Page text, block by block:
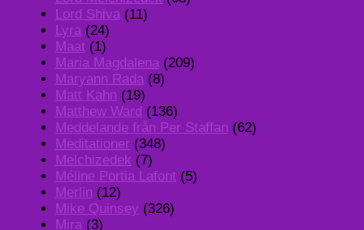
Lord Shiva (11)
Lyra (24)
Maat (1)
Maria Magdalena (209)
Maryann Rada (8)
Matt Kahn (19)
Matthew Ward (136)
Meddelande från Per Staffan (62)
Meditationer (348)
Melchizedek (7)
Méline Portia Lafont (5)
Merlin (12)
Mike Quinsey (326)
Mira (3)